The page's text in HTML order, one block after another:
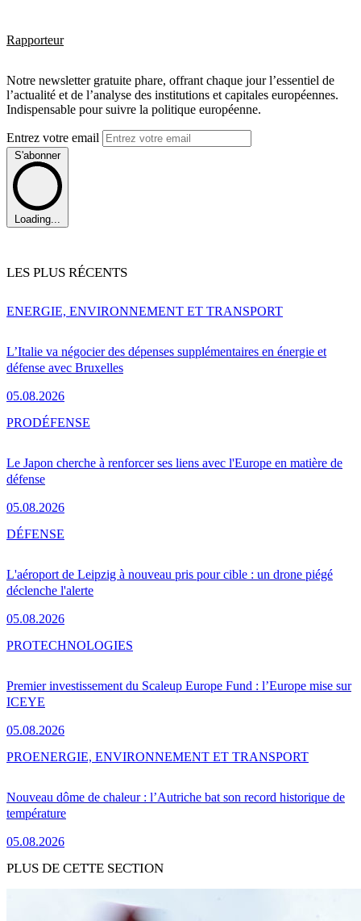
Rapporteur
Notre newsletter gratuite phare, offrant chaque jour l’essentiel de
l’actualité et de l’analyse des institutions et capitales européennes.
Indispensable pour suivre la politique européenne.
Entrez votre email
S'abonner
Loading...
LES PLUS RÉCENTS
L’Italie va négocier des dépenses supplémentaires en énergie et
défense avec Bruxelles
05.08.2026
ENERGIE, ENVIRONNEMENT ET TRANSPORT
Le Japon cherche à renforcer ses liens avec l'Europe en matière de
défense
05.08.2026
PRODÉFENSE
L'aéroport de Leipzig à nouveau pris pour cible : un drone piégé
déclenche l'alerte
05.08.2026
DÉFENSE
Premier investissement du Scaleup Europe Fund : l’Europe mise sur
ICEYE
05.08.2026
PROTECHNOLOGIES
Nouveau dôme de chaleur : l’Autriche bat son record historique de
température
05.08.2026
PROENERGIE, ENVIRONNEMENT ET TRANSPORT
PLUS DE CETTE SECTION